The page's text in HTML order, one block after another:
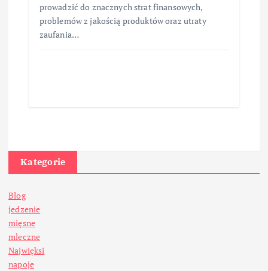
prowadzić do znacznych strat finansowych,
problemów z jakością produktów oraz utraty
zaufania…
Kategorie
Blog
jedzenie
mięsne
mleczne
Najwięksi
napoje